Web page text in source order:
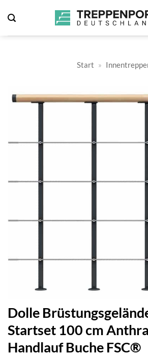
Inhalt
springen
Start »
Dolle
Startset 100 cm
Handlauf Buche FSC®